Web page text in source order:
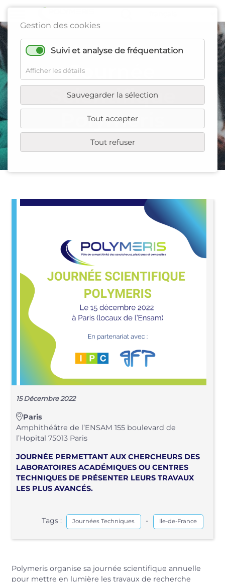
Gestion des cookies
Suivi et analyse de fréquentation
Afficher les détails
Sauvegarder la sélection
Tout accepter
Tout refuser
Journée
Scientifique
Polymeris
15 Décembre 2022
Paris
Amphithéâtre de l’ENSAM 155 boulevard de
l’Hopital 75013 Paris
JOURNÉE PERMETTANT AUX CHERCHEURS DES
LABORATOIRES ACADÉMIQUES OU CENTRES
TECHNIQUES DE PRÉSENTER LEURS TRAVAUX
LES PLUS AVANCÉS.
Tags : Journées Techniques - Ile-de-France
Polymeris organise sa journée scientifique annuelle
pour mettre en lumière les travaux de recherche